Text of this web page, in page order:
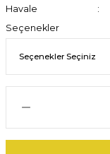
Havale
Seçenekler